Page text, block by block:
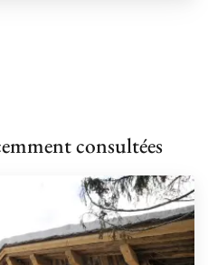
consultées